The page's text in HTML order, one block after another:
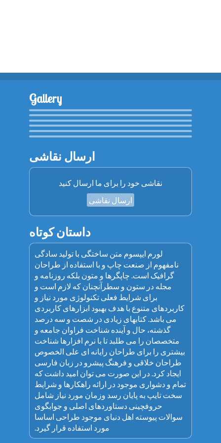
Gallery
ارسال نقاشی
نقاشی خود را برای ما ارسال کنید
ارسال نقاشی
داستان کوتاه
لورم ایپسوم متن ساختگی با تولید سادگی
نامفهوم از صنعت چاپ و با استفاده از طراحان
گرافیک است. چاپگرها و متون بلکه روزنامه و
مجله در ستون و سطرآنچنان که لازم است و
برای شرایط فعلی تکنولوژی مورد نیاز و
کاربردهای متنوع با هدف بهبود ابزارهای کاربردی
می باشد. کتابهای زیادی در شصت و سه درصد
گذشته، حال و آینده شناخت فراوان جامعه و
متخصصان را می طلبد تا با نرم افزارها شناخت
بیشتری را برای طراحان رایانه ای علی الخصوص
طراحان خلاقی و فرهنگ پیشرو در زبان فارسی
ایجاد کرد. در این صورت می توان امید داشت که
تمام و دشواری موجود در ارائه راهکارها و شرایط
سخت تایپ به پایان رسد وزمان مورد نیاز شامل
حروفچینی دستاوردهای اصلی و جوابگوی
سوالات پیوسته اهل دنیای موجود طراحی اساسا
مورد استفاده قرار گیرد.